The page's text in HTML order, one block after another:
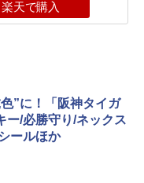
楽天で購入
”に！「阪神タイガ
ー/必勝守り/ネックス
ールほか